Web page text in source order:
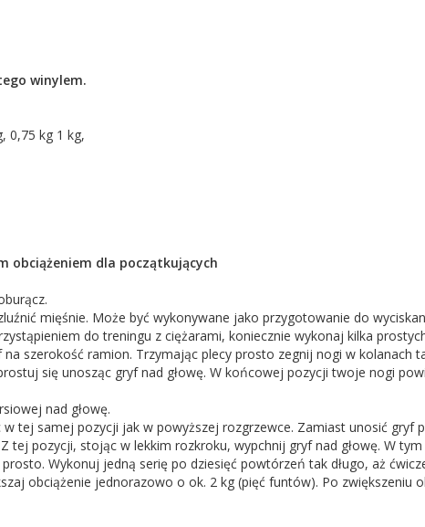
winylem.
0,75 kg 1 kg,
obciążeniem dla początkujących
mięśnie. Może być wykonywane jako przygotowanie do
do treningu z ciężarami, koniecznie wykonaj kilka
szerokość ramion. Trzymając plecy prosto zegnij nogi w kolanach
się unosząc gryf nad głowę. W końcowej pozycji twoje nogi
nad głowę.
tej samej pozycji jak w powyższej rozgrzewce. Zamiast unosić gryf
tej pozycji, stojąc w lekkim rozkroku, wypchnij gryf nad głowę. W
Wykonuj jedną serię po dziesięć powtórzeń tak długo, aż
obciążenie jednorazowo o ok. 2 kg (pięć funtów). Po zwiększeniu